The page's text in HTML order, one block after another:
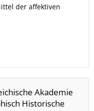
der affektiven